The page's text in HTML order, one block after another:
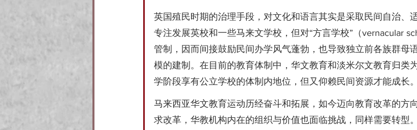
英国殖民时期的治理手段，对文化和语言其实是采取民间自治、
专注发展英校和一些马来文学校，但对“方言学校”（vernacular
管制，因而间接鼓励民间办学风气蓬勃，也导致独立前各族群母
模的建制。在目前的教育体制中，华文教育和淡米尔文教育归类
学阶段享有公立学校的体制内地位，但又仰赖民间资源才能成长。
马来西亚华文教育运动历经奋斗和拓展，如今迈向教育改革的方
求改革，华教机构内在的组织与价值也面临挑战，同样需要转型